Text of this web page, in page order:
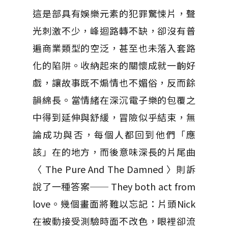
這是部具有娛樂元素的犯罪驚悚片，聲
光刺激不少，峰迴路轉不缺，卻沒有普
遍商業類型的空泛，甚至也未落入套路
化的陷阱。收納起來的關懷成就一齣好
戲，讓故事既不煽情也不媚俗，反而餘
韻綿長。當情緒在深沉電子樂的包覆之
中得到延伸與舒緩，冒險似乎結束，無
論成功與否，每個人都回到他們「應
該」在的地方，而後意味深長的片尾曲
〈 The Pure And The Damned 〉則訴
說了一種答案── They both act from
love。幾個畫面將難以忘記：片頭Nick
在被動接受測驗時面不改色，眼裡卻流